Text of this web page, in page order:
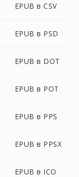
EPUB в CSV
EPUB в PSD
EPUB в DOT
EPUB в POT
EPUB в PPS
EPUB в PPSX
EPUB в ICO